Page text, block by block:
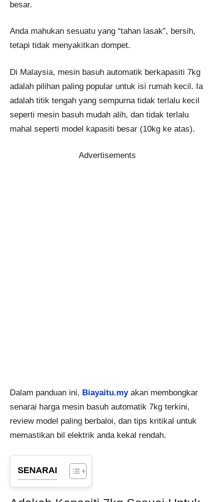
besar.
Anda mahukan sesuatu yang “tahan lasak”, bersih,
tetapi tidak menyakitkan dompet.
Di Malaysia, mesin basuh automatik berkapasiti 7kg
adalah pilihan paling popular untuk isi rumah kecil. Ia
adalah titik tengah yang sempurna tidak terlalu kecil
seperti mesin basuh mudah alih, dan tidak terlalu
mahal seperti model kapasiti besar (10kg ke atas).
Advertisements
Dalam panduan ini, Biayaitu.myakan membongkar
senarai harga mesin basuh automatik 7kg terkini,
review model paling berbaloi, dan tips kritikal untuk
memastikan bil elektrik anda kekal rendah.
SENARAI